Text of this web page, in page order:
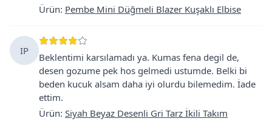
Ürün: Pembe Mini Düğmeli Blazer Kuşaklı Elbise
IP
Beklentimi karsılamadı ya. Kumas fena degil de,
desen gozume pek hos gelmedi ustumde. Belki bi
beden kucuk alsam daha iyi olurdu bilemedim. İade
ettim.
Ürün: Siyah Beyaz Desenli Gri Tarz İkili Takım